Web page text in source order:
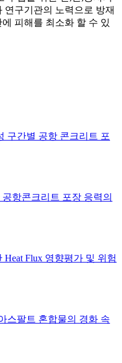
연구기관의 노력으로 방재
피해를 최소화 할 수 있
구간별 공항 콘크리트 포
공항콘크리트 포장 응력의
Flux 영향평가 및 위험
스팔트 혼합물의 경화 속